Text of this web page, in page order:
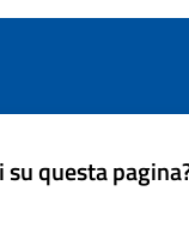
questa